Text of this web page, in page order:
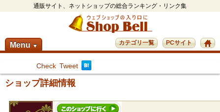
通販サイト、ネットショップの総合ランキング・リンク集
Menu ▼ PCサイト
カテゴリ一覧
Check Tweet
ショップ詳細情報